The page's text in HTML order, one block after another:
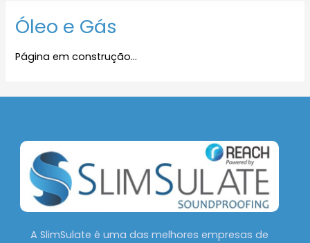
Óleo e Gás
Página em construção…
A SlimSulate é uma das melhores empresas de